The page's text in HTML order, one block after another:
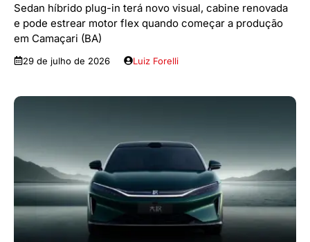
Sedan híbrido plug-in terá novo visual, cabine renovada
e pode estrear motor flex quando começar a produção
em Camaçari (BA)
29 de julho de 2026 Luiz Forelli